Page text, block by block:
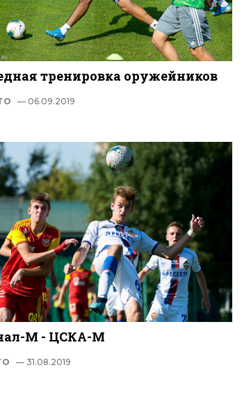
тренировка оружейников
— 06.09.2019
М - ЦСКА-М
— 31.08.2019